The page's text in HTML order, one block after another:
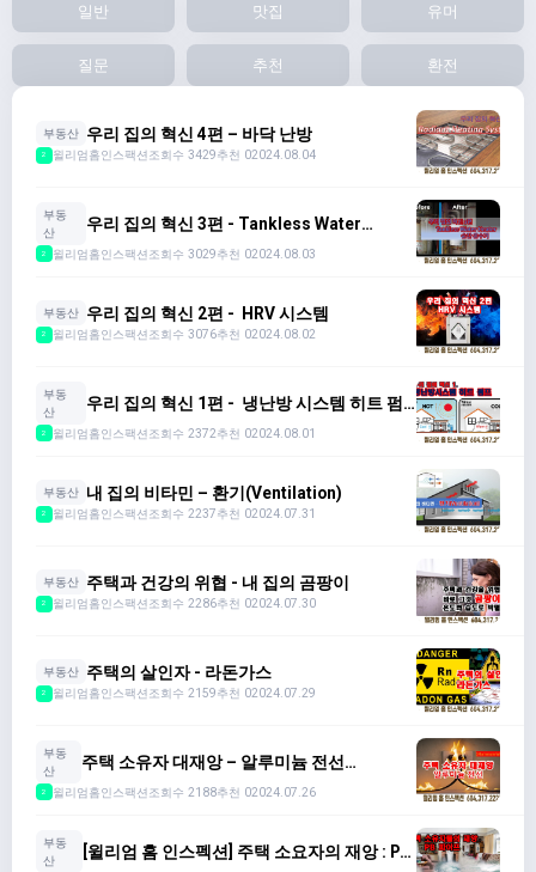
일반 맛집 유머
질문 추천 환전
부동산 우리 집의 혁신 4편 – 바닥 난방
2 윌리엄홈인스팩션조회수 3429추천 02024.08.04
부동
산
우리 집의 혁신 3편 - Tankless Water
2 윌리엄홈인스팩션조회수 3029추천 02024.08.03
부동산 우리 집의 혁신 2편 - HRV 시스템
2 윌리엄홈인스팩션조회수 3076추천 02024.08.02
부동
산
우리 집의 혁신 1편 - 냉난방 시스템 히트 펌
2 윌리엄홈인스팩션조회수 2372추천 02024.08.01
부동산 내 집의 비타민 – 환기(Ventilation)
2 윌리엄홈인스팩션조회수 2237추천 02024.07.31
부동산 주택과 건강의 위협 - 내 집의 곰팡이
2 윌리엄홈인스팩션조회수 2286추천 02024.07.30
부동산 주택의 살인자 - 라돈가스
2 윌리엄홈인스팩션조회수 2159추천 02024.07.29
부동
산
주택 소유자 대재앙 – 알루미늄 전선
2 윌리엄홈인스팩션조회수 2188추천 02024.07.26
부동
산
[윌리엄 홈 인스펙션] 주택 소요자의 재앙 : PB